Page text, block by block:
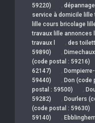
59220)
,
service à domicile
lille cours bricolage
travaux lille annonces
travaux l
, des
59890)
,
(code postal : 59216)
62147)
,
59440)
, Don (code
postal : 59500)
,
59282)
, Dourlers
(code postal : 59630)
59140)
,